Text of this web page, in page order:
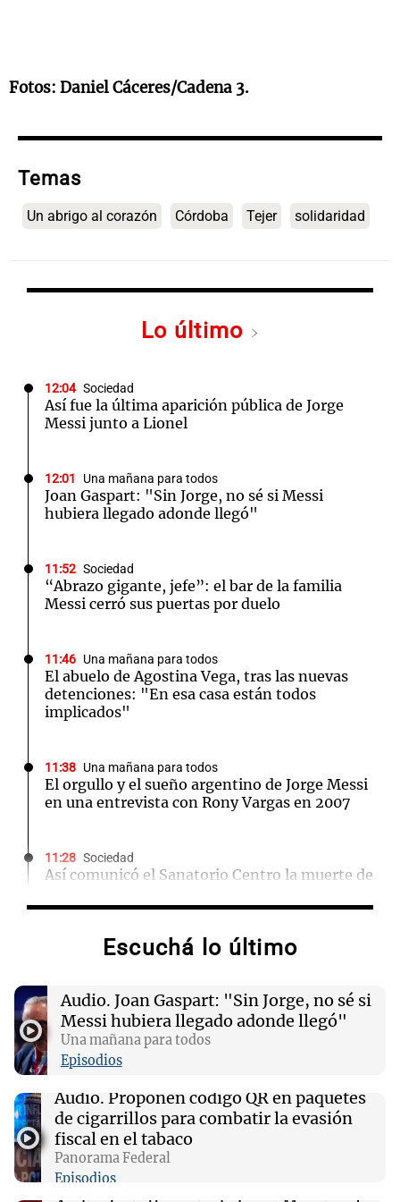
Fotos: Daniel Cáceres/Cadena 3.
Temas
Un abrigo al corazón Córdoba Tejer solidaridad
Lo último
12:04 Sociedad
Así fue la última aparición pública de Jorge
Messi junto a Lionel
12:01 Una mañana para todos
Joan Gaspart: "Sin Jorge, no sé si Messi
hubiera llegado adonde llegó"
11:52 Sociedad
“Abrazo gigante, jefe”: el bar de la familia
Messi cerró sus puertas por duelo
11:46 Una mañana para todos
El abuelo de Agostina Vega, tras las nuevas
detenciones: "En esa casa están todos
implicados"
11:38 Una mañana para todos
El orgullo y el sueño argentino de Jorge Messi
en una entrevista con Rony Vargas en 2007
11:28 Sociedad
Así comunicó el Sanatorio Centro la muerte de
Sociedad
acompañó a Lionel y su familia
11:02 Panorama Federal
Detuvieron al agresor que golpeó brutalmente
al anciano de 88 años para robarle en
Concepción
10:59 Deportes Rosario
Newell’s despidió a Jorge Messi y puso su
bandera a media asta en Bella Vista
Escuchá lo último
Audio. Joan Gaspart: "Sin Jorge, no sé si
Messi hubiera llegado adonde llegó"
Una mañana para todos
Episodios
Audio. Proponen código QR en paquetes
de cigarrillos para combatir la evasión
fiscal en el tabaco
Panorama Federal
Episodios